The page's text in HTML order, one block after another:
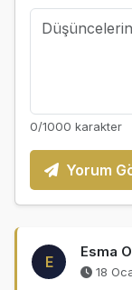
0/1000 karakter
Yorum
E
Esma
18